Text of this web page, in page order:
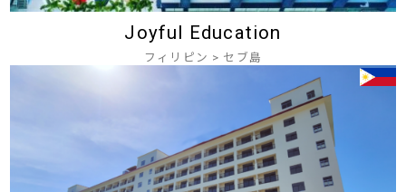
Joyful Education
フィリピン > セブ島